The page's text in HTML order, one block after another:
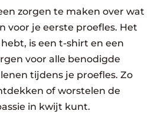
zorgen te maken over wat
voor je eerste proefles. Het
is een t-shirt en een
voor alle benodigde
tijdens je proefles. Zo
of worstelen de
in kwijt kunt.